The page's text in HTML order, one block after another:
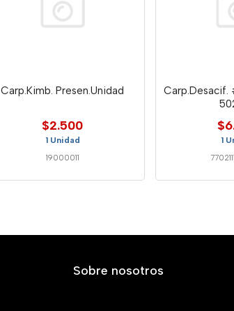
Carp.Kimb. Presen.Unidad
$2.500
1 Unidad
19000011
Carp.Desacif.
1
Sobre nosotros